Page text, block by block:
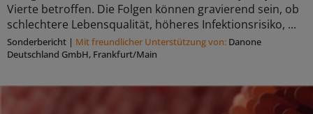
Vierte betroffen. Die Folgen können gravierend sein, ob
schlechtere Lebensqualität, höheres Infektionsrisiko, ...
Sonderbericht | Mit freundlicher Unterstützung von: Danone
Deutschland GmbH, Frankfurt/Main